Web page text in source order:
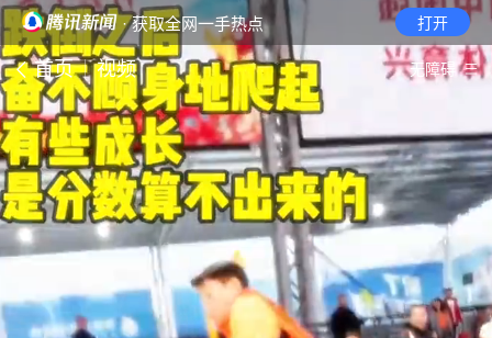
· 获取全网一手热点 打开
首页 视频 无障碍